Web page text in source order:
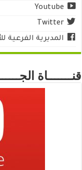
Youtube
Twitter
المديرية الفرعية
قنـــــــاة